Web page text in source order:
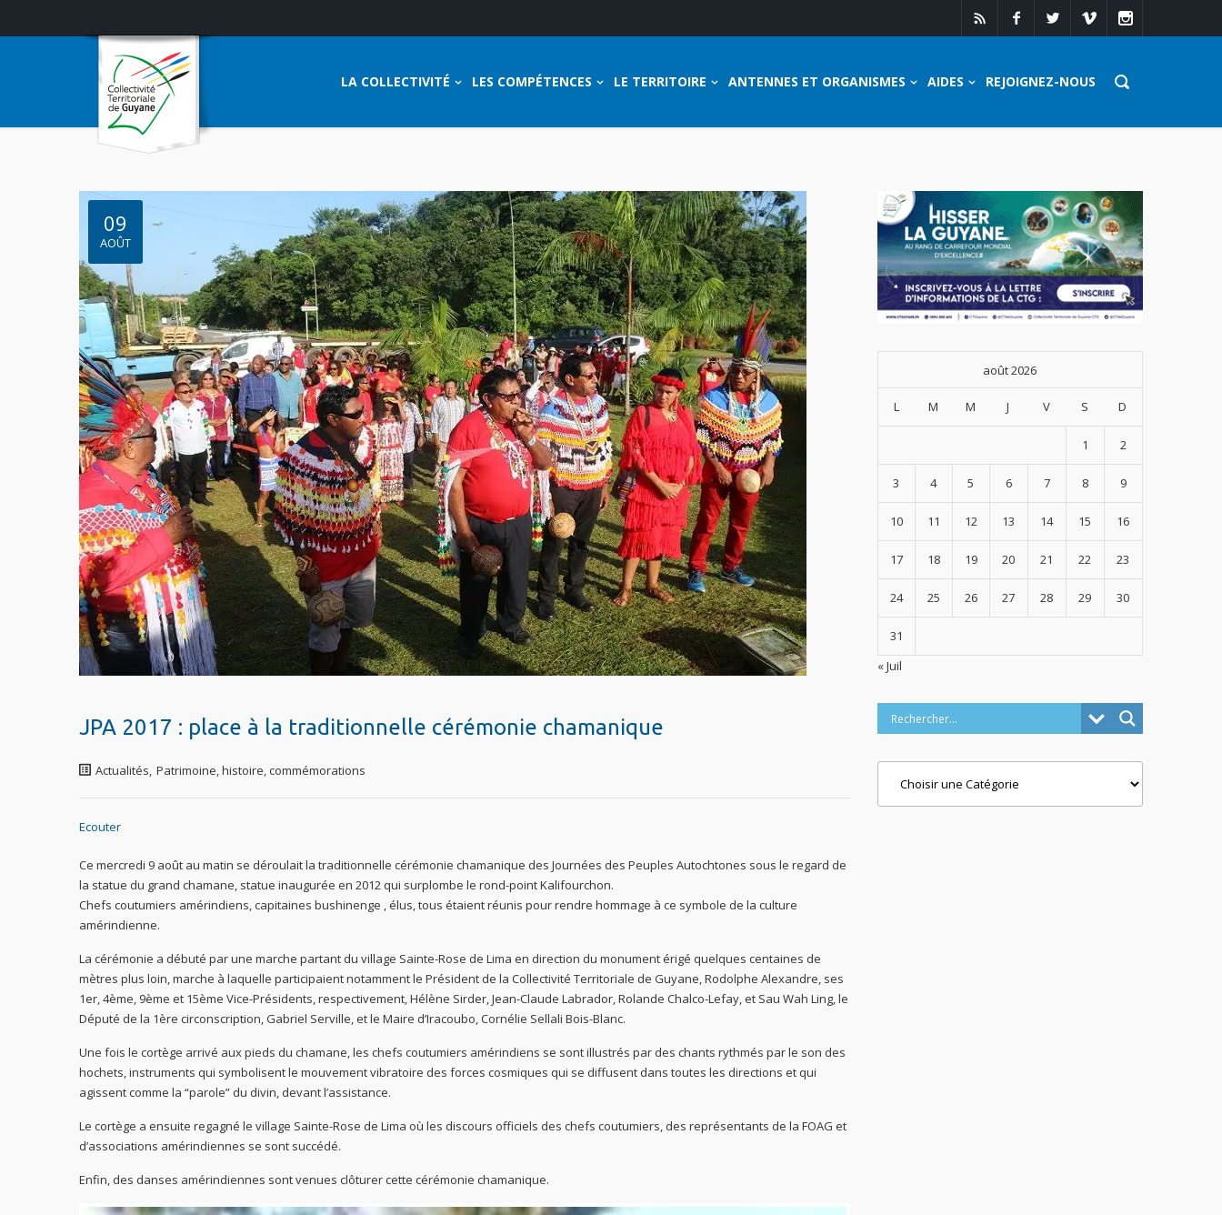
LA COLLECTIVITÉ LES COMPÉTENCES LE TERRITOIRE ANTENNES ET ORGANISMES AIDES REJOIGNEZ-NOUS
09
AOÛT
JPA 2017 : place à la traditionnelle cérémonie chamanique
Actualités, Patrimoine, histoire, commémorations
Ecouter
Ce mercredi 9 août au matin se déroulait la traditionnelle cérémonie chamanique des Journées des Peuples Autochtones sous le regard de
la statue du grand chamane, statue inaugurée en 2012 qui surplombe le rond-point Kalifourchon.
Chefs coutumiers amérindiens, capitaines bushinenge , élus, tous étaient réunis pour rendre hommage à ce symbole de la culture
amérindienne.
La cérémonie a débuté par une marche partant du village Sainte-Rose de Lima en direction du monument érigé quelques centaines de
mètres plus loin, marche à laquelle participaient notamment le Président de la Collectivité Territoriale de Guyane, Rodolphe Alexandre, ses
1er, 4ème, 9ème et 15ème Vice-Présidents, respectivement, Hélène Sirder, Jean-Claude Labrador, Rolande Chalco-Lefay, et Sau Wah Ling, le
Député de la 1ère circonscription, Gabriel Serville, et le Maire d’Iracoubo, Cornélie Sellali Bois-Blanc.
Une fois le cortège arrivé aux pieds du chamane, les chefs coutumiers amérindiens se sont illustrés par des chants rythmés par le son des
hochets, instruments qui symbolisent le mouvement vibratoire des forces cosmiques qui se diffusent dans toutes les directions et qui
agissent comme la “parole” du divin, devant l’assistance.
Le cortège a ensuite regagné le village Sainte-Rose de Lima où les discours officiels des chefs coutumiers, des représentants de la FOAG et
d’associations amérindiennes se sont succédé.
Enfin, des danses amérindiennes sont venues clôturer cette cérémonie chamanique.
août 2026
L M M J V S D
1 2
3 4 5 6 7 8 9
10 11 12 13 14 15 16
17 18 19 20 21 22 23
24 25 26 27 28 29 30
31
« Juil